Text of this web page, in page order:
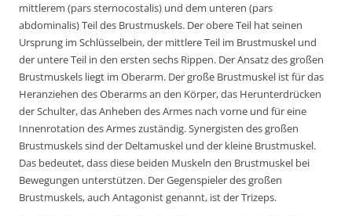
mittlerem (pars sternocostalis) und dem unteren (pars
abdominalis) Teil des Brustmuskels. Der obere Teil hat seinen
Ursprung im Schlüsselbein, der mittlere Teil im Brustmuskel und
der untere Teil in den ersten sechs Rippen. Der Ansatz des großen
Brustmuskels liegt im Oberarm. Der große Brustmuskel ist für das
Heranziehen des Oberarms an den Körper, das Herunterdrücken
der Schulter, das Anheben des Armes nach vorne und für eine
Innenrotation des Armes zuständig. Synergisten des großen
Brustmuskels sind der Deltamuskel und der kleine Brustmuskel.
Das bedeutet, dass diese beiden Muskeln den Brustmuskel bei
Bewegungen unterstützen. Der Gegenspieler des großen
Brustmuskels, auch Antagonist genannt, ist der Trizeps.